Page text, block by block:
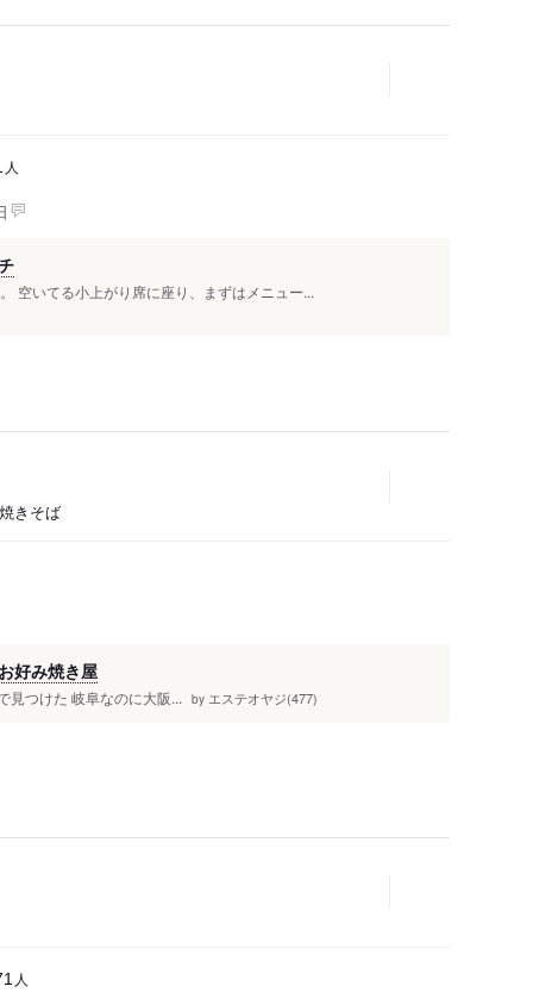
人
空いてる小上がり席に座り、まずはメニュー...
きそば
好み焼き屋
見つけた 岐阜なのに大阪... by エステオヤジ(477)
人